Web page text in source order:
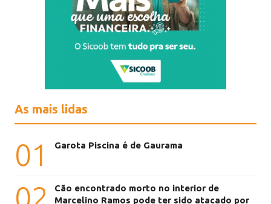
As mais lidas
01 Garota Piscina é de Gaurama
Cão encontrado morto no interior de
Marcelino Ramos pode ter sido atacado por